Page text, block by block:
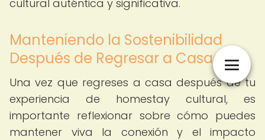
cultural auténtica y significativa.
Manteniendo la Sostenibilidad
Después de Regresar a Casa
Una vez que regreses a casa después de tu
experiencia de homestay cultural, es
importante reflexionar sobre cómo puedes
mantener viva la conexión y el impacto